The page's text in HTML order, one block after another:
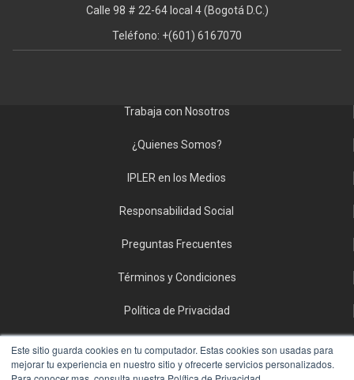
Este sitio guarda cookies en tu computador. Estas cookies son usadas para
mejorar tu experiencia en nuestro sitio y ofrecerte servicios personalizados.
Calle 98 # 22-64 local 4 (Bogotá D.C.)
Teléfono: +(601) 6167070
Trabaja con Nosotros
¿Quienes Somos?
IPLER en los Medios
Responsabilidad Social
Preguntas Frecuentes
Términos y Condiciones
Política de Privacidad